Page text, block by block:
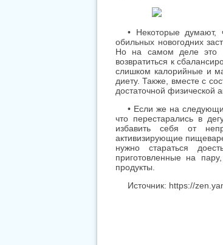
• Некоторые думают,
обильных новогодних
Но на самом деле это
возвратиться к
слишком калорийные и
диету. Также, вместе с
достаточной физической
• Если же на
что перестарались в
избавить себя от
активизирующие
нужно стараться
приготовленные на
продукты.
Источник: https://